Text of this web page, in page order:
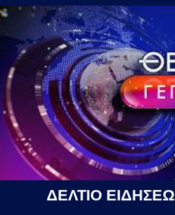
ΔΕΛΤΙΟ